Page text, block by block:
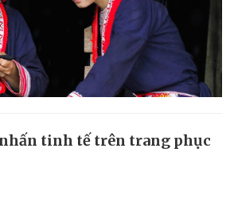
tinh tế trên trang phục